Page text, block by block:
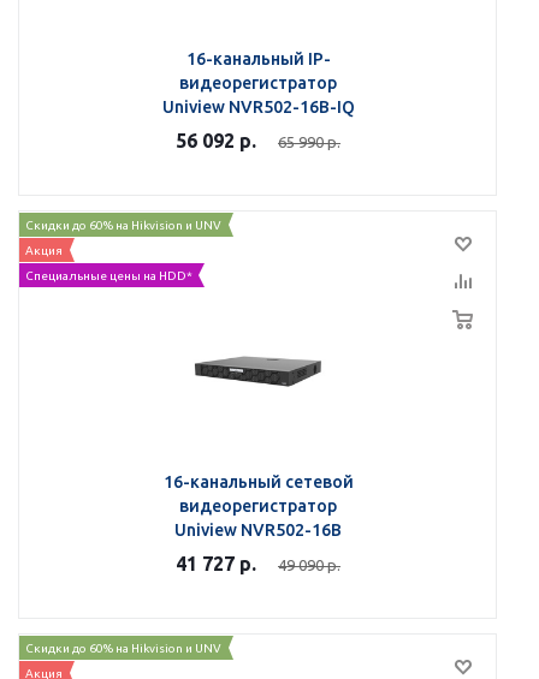
16-канальный IP-
видеорегистратор
Uniview NVR502-16B-IQ
56 092 р. 65 990р.
Скидки до 60% на Hikvision и UNV
Акция
Специальные цены на HDD*
16-канальный сетевой
видеорегистратор
Uniview NVR502-16B
41 727 р. 49 090р.
Скидки до 60% на Hikvision и UNV
Акция